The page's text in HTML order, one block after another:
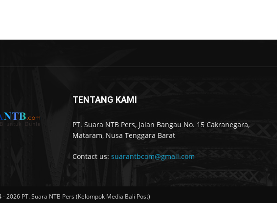
TENTANG KAMI
PT. Suara NTB Pers, Jalan Bangau No. 15 Cakranegara,
Mataram, Nusa Tenggara Barat
Contact us: suarantbcom@gmail.com
2026 PT. Suara NTB Pers (Kelompok Media Bali Post)